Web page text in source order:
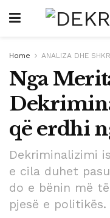
Home ANALIZA DHE
Nga
që erdhi
Dekriminalizimi
e cila duhet
do e bënin më
pjesë e politikës.